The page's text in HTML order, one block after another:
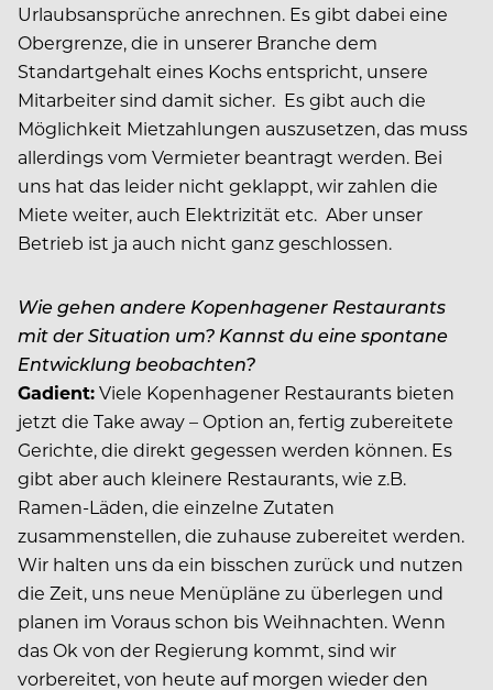
Urlaubsansprüche anrechnen. Es gibt dabei eine
Obergrenze, die in unserer Branche dem
Standartgehalt eines Kochs entspricht, unsere
Mitarbeiter sind damit sicher. Es gibt auch die
Möglichkeit Mietzahlungen auszusetzen, das muss
allerdings vom Vermieter beantragt werden. Bei
uns hat das leider nicht geklappt, wir zahlen die
Miete weiter, auch Elektrizität etc. Aber unser
Betrieb ist ja auch nicht ganz geschlossen.
Wie gehen andere Kopenhagener Restaurants
mit der Situation um? Kannst du eine spontane
Entwicklung beobachten?
Gadient:Viele Kopenhagener Restaurants bieten
jetzt die Take away – Option an, fertig zubereitete
Gerichte, die direkt gegessen werden können. Es
gibt aber auch kleinere Restaurants, wie z.B.
Ramen-Läden, die einzelne Zutaten
zusammenstellen, die zuhause zubereitet werden.
Wir halten uns da ein bisschen zurück und nutzen
die Zeit, uns neue Menüpläne zu überlegen und
planen im Voraus schon bis Weihnachten. Wenn
das Ok von der Regierung kommt, sind wir
vorbereitet, von heute auf morgen wieder den